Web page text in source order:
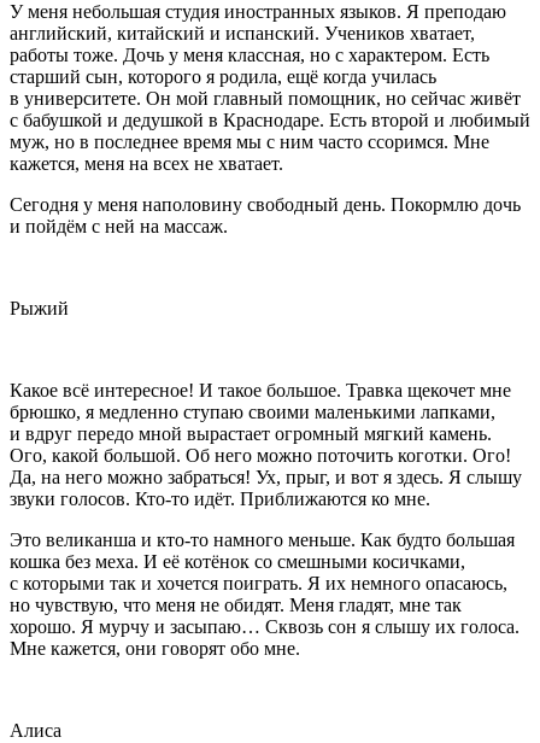
У меня небольшая студия иностранных языков. Я преподаю
английский, китайский и испанский. Учеников хватает,
работы тоже. Дочь у меня классная, но с характером. Есть
старший сын, которого я родила, ещё когда училась
в университете. Он мой главный помощник, но сейчас живёт
с бабушкой и дедушкой в Краснодаре. Есть второй и любимый
муж, но в последнее время мы с ним часто ссоримся. Мне
кажется, меня на всех не хватает.
Сегодня у меня наполовину свободный день. Покормлю дочь
и пойдём с ней на массаж.
Рыжий
Какое всё интересное! И такое большое. Травка щекочет мне
брюшко, я медленно ступаю своими маленькими лапками,
и вдруг передо мной вырастает огромный мягкий камень.
Ого, какой большой. Об него можно поточить коготки. Ого!
Да, на него можно забраться! Ух, прыг, и вот я здесь. Я слышу
звуки голосов. Кто-то идёт. Приближаются ко мне.
Это великанша и кто-то намного меньше. Как будто большая
кошка без меха. И её котёнок со смешными косичками,
с которыми так и хочется поиграть. Я их немного опасаюсь,
но чувствую, что меня не обидят. Меня гладят, мне так
хорошо. Я мурчу и засыпаю… Сквозь сон я слышу их голоса.
Мне кажется, они говорят обо мне.
Алиса